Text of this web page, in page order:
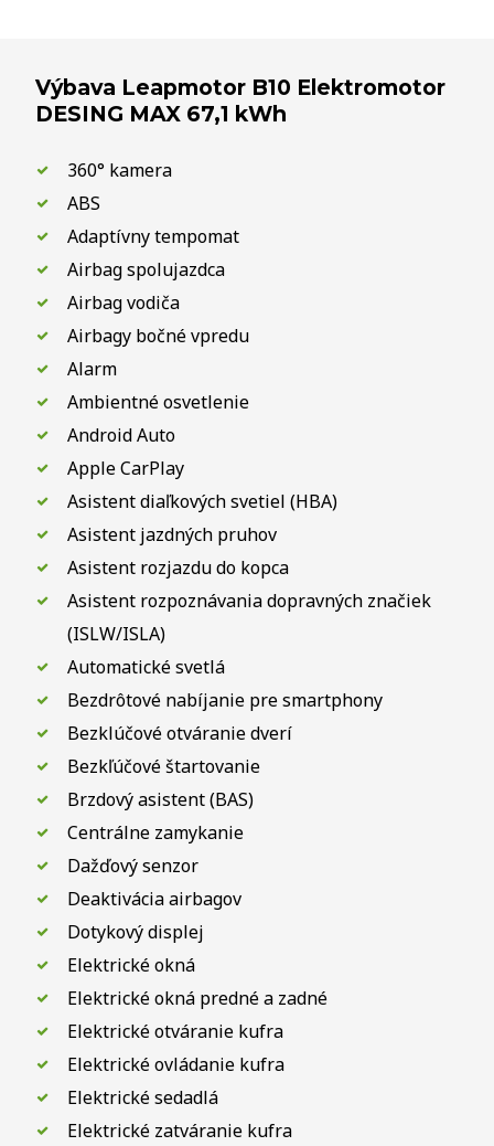
Výbava Leapmotor B10 Elektromotor
DESING MAX 67,1 kWh
360° kamera
ABS
Adaptívny tempomat
Airbag spolujazdca
Airbag vodiča
Airbagy bočné vpredu
Alarm
Ambientné osvetlenie
Android Auto
Apple CarPlay
Asistent diaľkových svetiel (HBA)
Asistent jazdných pruhov
Asistent rozjazdu do kopca
Asistent rozpoznávania dopravných značiek
(ISLW/ISLA)
Automatické svetlá
Bezdrôtové nabíjanie pre smartphony
Bezklúčové otváranie dverí
Bezkľúčové štartovanie
Brzdový asistent (BAS)
Centrálne zamykanie
Dažďový senzor
Deaktivácia airbagov
Dotykový displej
Elektrické okná
Elektrické okná predné a zadné
Elektrické otváranie kufra
Elektrické ovládanie kufra
Elektrické sedadlá
Elektrické zatváranie kufra